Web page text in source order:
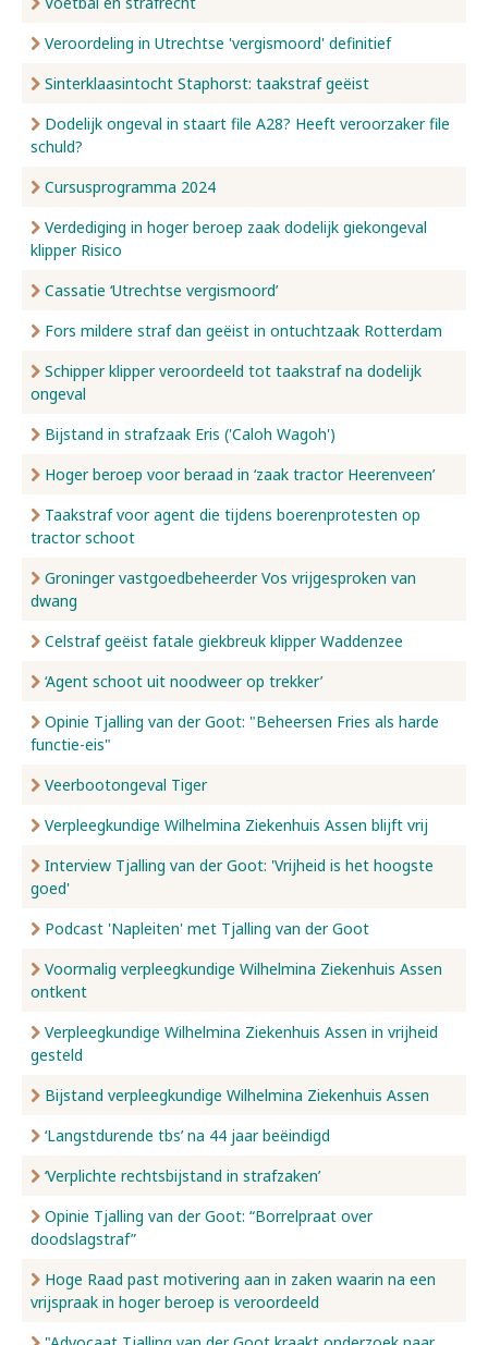
Veroordeling in Utrechtse 'vergismoord' definitief
Sinterklaasintocht Staphorst: taakstraf geëist
Dodelijk ongeval in staart file A28? Heeft veroorzaker file
schuld?
Cursusprogramma 2024
Verdediging in hoger beroep zaak dodelijk giekongeval
klipper Risico
Cassatie ‘Utrechtse vergismoord’
Fors mildere straf dan geëist in ontuchtzaak Rotterdam
Schipper klipper veroordeeld tot taakstraf na dodelijk
ongeval
Bijstand in strafzaak Eris ('Caloh Wagoh')
Hoger beroep voor beraad in ‘zaak tractor Heerenveen’
Taakstraf voor agent die tijdens boerenprotesten op
tractor schoot
Groninger vastgoedbeheerder Vos vrijgesproken van
dwang
Celstraf geëist fatale giekbreuk klipper Waddenzee
‘Agent schoot uit noodweer op trekker’
Opinie Tjalling van der Goot: "Beheersen Fries als harde
functie-eis"
Veerbootongeval Tiger
Verpleegkundige Wilhelmina Ziekenhuis Assen blijft vrij
Interview Tjalling van der Goot: 'Vrijheid is het hoogste
goed'
Podcast 'Napleiten' met Tjalling van der Goot
Voormalig verpleegkundige Wilhelmina Ziekenhuis Assen
ontkent
Verpleegkundige Wilhelmina Ziekenhuis Assen in vrijheid
gesteld
Bijstand verpleegkundige Wilhelmina Ziekenhuis Assen
‘Langstdurende tbs’ na 44 jaar beëindigd
‘Verplichte rechtsbijstand in strafzaken’
Opinie Tjalling van der Goot: “Borrelpraat over
doodslagstraf”
Hoge Raad past motivering aan in zaken waarin na een
vrijspraak in hoger beroep is veroordeeld